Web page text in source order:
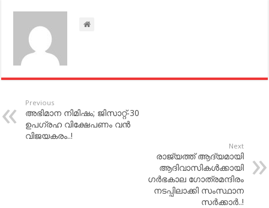
Previous
അഭിമാന നിമിഷം; ജിസാറ്റ്-30
ഉപഗ്രഹ വിക്ഷേപണം വന്‍
വിജയകരം..!
Next
രാജ്യത്ത് ആദ്യമായി
ആദിവാസികള്‍ക്കായി
ഗര്‍ഭകാല ഗോത്രമന്ദിരം
നടപ്പിലാക്കി സംസ്ഥാന
സര്‍ക്കാര്‍..!